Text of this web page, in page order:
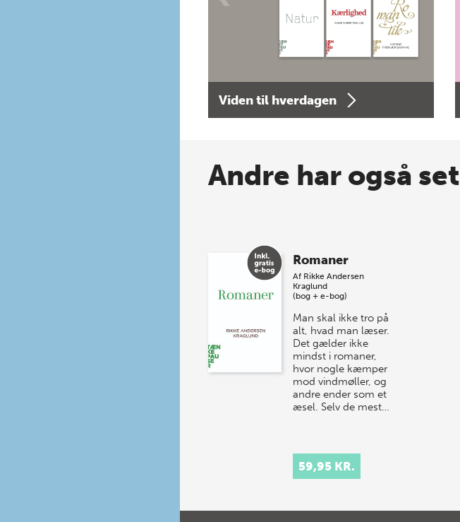
Viden til hverdagen
Andre har også set
Romaner
Af Rikke Andersen
Kraglund
(bog + e-bog)
Man skal ikke tro på
alt, hvad man læser.
Det gælder ikke
mindst i romaner,
hvor nogle kæmper
mod vindmøller, og
andre ender som et
æsel. Selv de mest…
59,95 KR.